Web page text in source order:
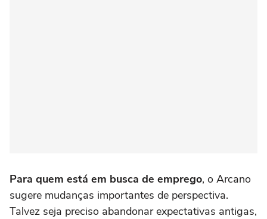
Para quem está em busca de emprego, o Arcano
sugere mudanças importantes de perspectiva.
Talvez seja preciso abandonar expectativas antigas,